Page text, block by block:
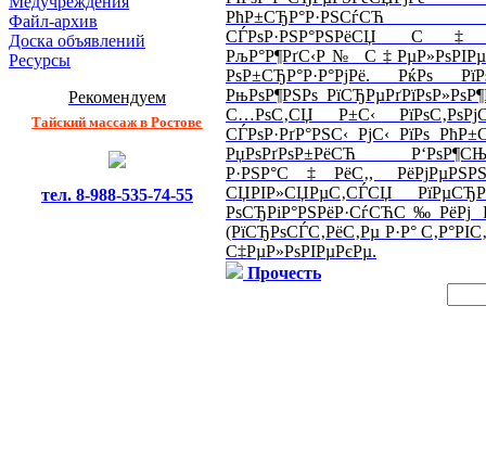
Файл-архив
Доска объявлений
Ресурсы
Рекомендуем
Тайский массаж в Ростове
тел. 8-988-535-74-55
РћР±СЂР°Р·РЅСѓСЋ
СЃРѕР·РЅР°РЅРёСЏ
РљР°Р¶РґС‹Р№
РѕР±СЂР°Р·Р°РјРё. РќРѕ
РњРѕР¶РЅРѕ
С…РѕС‚СЏ Р±С‹
СЃРѕР·РґР°РЅС‹ РјС‹ РїРѕ
РџРѕРґРѕР±РёСЋ
Р·РЅР°С‡РёС‚,
СЏРІР»СЏРµС‚СЃСЏ
РѕСЂРіР°РЅРёР·СѓСЋС‰РёРј
(РїСЂРѕСЃС‚РёС‚Рµ Р·Р°
С‡РµР»РѕРІРµРєРµ.
Прочесть